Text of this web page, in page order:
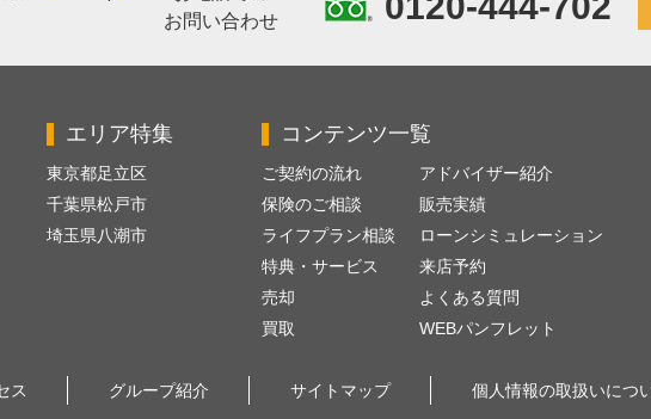
お問い合わせ
エリア特集
東京都足立区
千葉県松戸市
埼玉県八潮市
コンテンツ一覧
ご契約の流れ
保険のご相談
ライフプラン相談
特典・サービス
売却
買取
アドバイザー紹介
販売実績
ローンシミュレーション
来店予約
よくある質問
WEBパンフレット
ス グループ紹介 サイトマップ 個人情報の取扱いにつ